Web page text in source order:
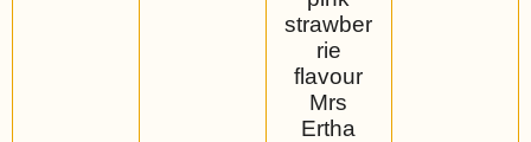
strawber
rie
flavour
Mrs
Ertha